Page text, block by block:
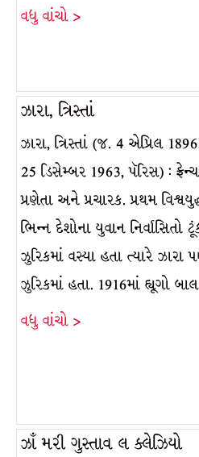
વધુ વાંચો >
ઝારા, ત્રિસ્તાં
ઝારા, ત્રિસ્તાં (જ. 4 એપ્રિલ
25 ડિસેમ્બર 1963, પૅરિસ) :
પ્રણેતા અને પ્રચારક. પ્રથમ
ભિન્ન દેશોના યુવાન નિર્વાસિતો
ઝુરિકમાં વસ્યા હતા ત્યારે ઝારા
ઝુરિકમાં હતા. 1916માં હ્યૂગો
વધુ વાંચો >
ઝાઁ મરી ગુસ્તાવ લ ક્લેઝિયો